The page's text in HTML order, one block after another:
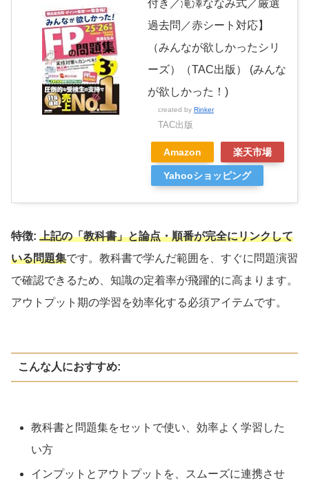
付き／滝澤ななみ式／厳選
過去問／赤シート対応】
（みんなが欲しかったシリ
ーズ）（TAC出版） (みんな
が欲しかった！)
created by Rinker
TAC出版
Amazon 楽天市場
Yahooショッピング
特徴: 上記の「教科書」と論点・順番が完全にリンクして
いる問題集です。教科書で学んだ範囲を、すぐに問題演習
で確認できるため、知識の定着率が飛躍的に高まります。
アウトプット期の学習を効率化する必須アイテムです。
こんな人におすすめ:
教科書と問題集をセットで使い、効率よく学習した
い方
インプットとアウトプットを、スムーズに連携させ